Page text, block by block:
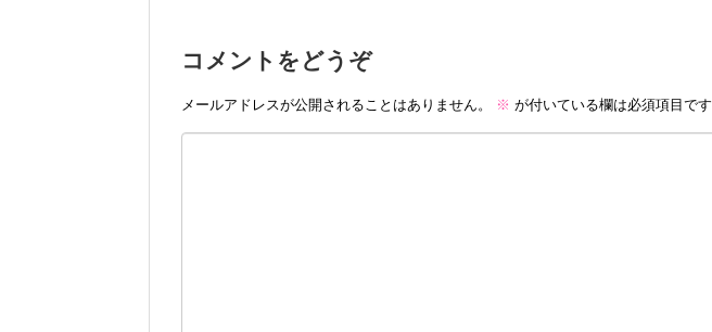
コメントをどうぞ
メールアドレスが公開されることはありません。 ※ が付いている欄は必須項目です